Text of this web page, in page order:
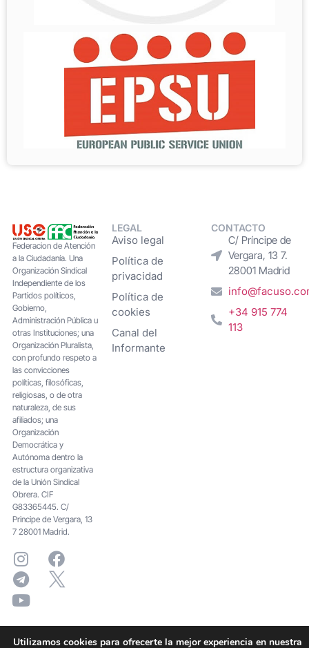
Federacion de Atención
a la Ciudadanía. Una
Organización Sindical
Independiente de los
Partidos políticos,
Gobierno,
Administración Pública u
otras Instituciones; una
Organización Pluralista,
con profundo respeto a
las convicciones
políticas, filosóficas,
religiosas, o de otra
naturaleza, de sus
afiliados; una
Organización
Democrática y
Autónoma dentro la
estructura organizativa
de la Unión Sindical
Obrera. CIF
G83365445. C/
Principe de Vergara, 13
7 28001 Madrid.
LEGAL
Aviso legal
Política de
privacidad
Política de
cookies
Canal del
Informante
CONTACTO
C/ Príncipe de
Vergara, 13 7.
28001 Madrid
+34 915 774
113
Utilizamos cookies para ofrecerte la mejor experiencia en nuestra